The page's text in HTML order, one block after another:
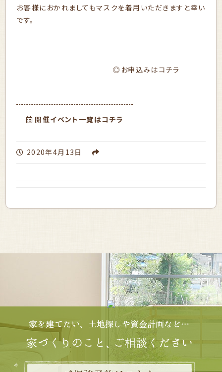
お客様におかれましてもマスクを着用いただきますと幸い
です。
◎お申込みはコチラ
開催イベント一覧はコチラ
2020年4月13日